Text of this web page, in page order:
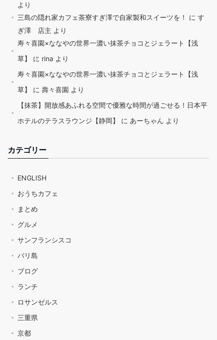
より
三島の隠れ家カフェ茶寮すぎ澤で自家製和スイーツを！
に す
ぎ澤 店主 より
寿々喜園×ななやの世界一濃い抹茶チョコとジェラート【浅
草】
に rina より
寿々喜園×ななやの世界一濃い抹茶チョコとジェラート【浅
草】
に 壽々喜園 より
【抹茶】開放感あふれる空間で優雅な時間が過ごせる！日本平
ホテルのテラスラウンジ【静岡】
に あーちゃん より
カテゴリー
ENGLISH
おうちカフェ
まとめ
グルメ
サンフランシスコ
バリ島
ブログ
ランチ
ロサンゼルス
三重県
京都